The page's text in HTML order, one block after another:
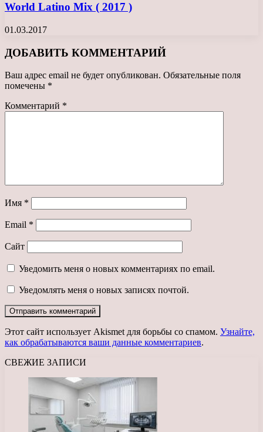
World Latino Mix ( 2017 )
01.03.2017
ДОБАВИТЬ КОММЕНТАРИЙ
Ваш адрес email не будет опубликован. Обязательные поля
помечены *
Комментарий *
Имя *
Email *
Сайт
Уведомить меня о новых комментариях по email.
Уведомлять меня о новых записях почтой.
Этот сайт использует Akismet для борьбы со спамом. Узнайте,
как обрабатываются ваши данные комментариев.
СВЕЖИЕ ЗАПИСИ